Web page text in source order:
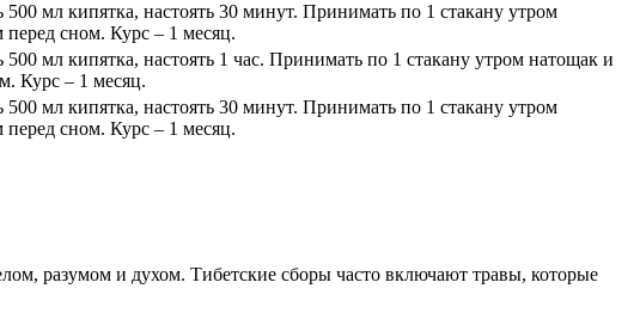
500 мл кипятка, настоять 30 минут. Принимать по 1 стакану утром
сном. Курс – 1 месяц.
500 мл кипятка, настоять 1 час. Принимать по 1 стакану утром натощак и
Курс – 1 месяц.
500 мл кипятка, настоять 30 минут. Принимать по 1 стакану утром
сном. Курс – 1 месяц.
разумом и духом. Тибетские сборы часто включают травы, которые